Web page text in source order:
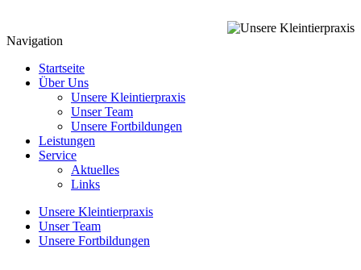
Navigation
Startseite
Über Uns
Unsere Kleintierpraxis
Unser Team
Unsere Fortbildungen
Leistungen
Service
Aktuelles
Links
Unsere Kleintierpraxis
Unser Team
Unsere Fortbildungen